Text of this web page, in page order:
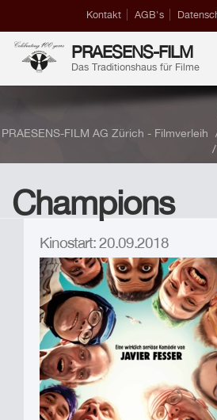
Kontakt AGB's
PRAESENS-FILM
Das Traditionshaus für Filme
PRAESENS-FILM AG Zürich - Filmverleih
Champions
Kinostart: 20.09.2018